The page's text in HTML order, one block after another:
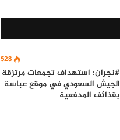
528
#نجران: استهداف تجمعات مرتزقة
الجيش السعودي في موقع عباسة
بقذائف المدفعية